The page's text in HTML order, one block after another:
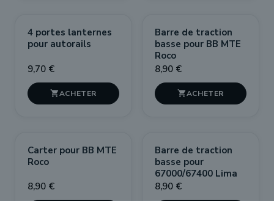
4 portes lanternes
pour autorails
9,70 €

Barre de traction
basse pour BB MTE
Roco
8,90 €

Carter pour BB MTE
Roco
8,90 €
Barre de traction
basse pour
67000/67400 Lima
8,90 €